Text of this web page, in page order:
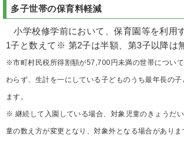
多子世帯の保育料軽減
小学校修学前において、保育園等を利用
1子と数えて※ 第2子は半額、第3子以降は
※市町村民税所得割額が57,700円未満の世帯につい
わらず、生計を一にしている子どものうち最年長の
ます。
※ 継続して入園している場合、対象児童のきょうだ
童の数え方が変更となり、対象外となる場合がありま